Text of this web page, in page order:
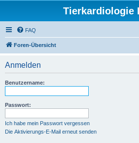
Tierkardiologie
FAQ
Foren-Übersicht
Anmelden
Benutzername:
Passwort:
Ich habe mein Passwort vergessen
Die Aktivierungs-E-Mail erneut senden